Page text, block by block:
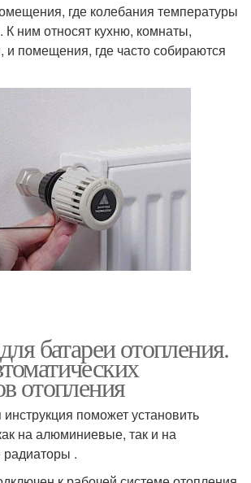
где колебания температуры
ним относят кухню, комнаты,
и помещения, где часто собираются
батареи отопления.
отопления
поможет установить
на алюминиевые, так и на
радиаторы .